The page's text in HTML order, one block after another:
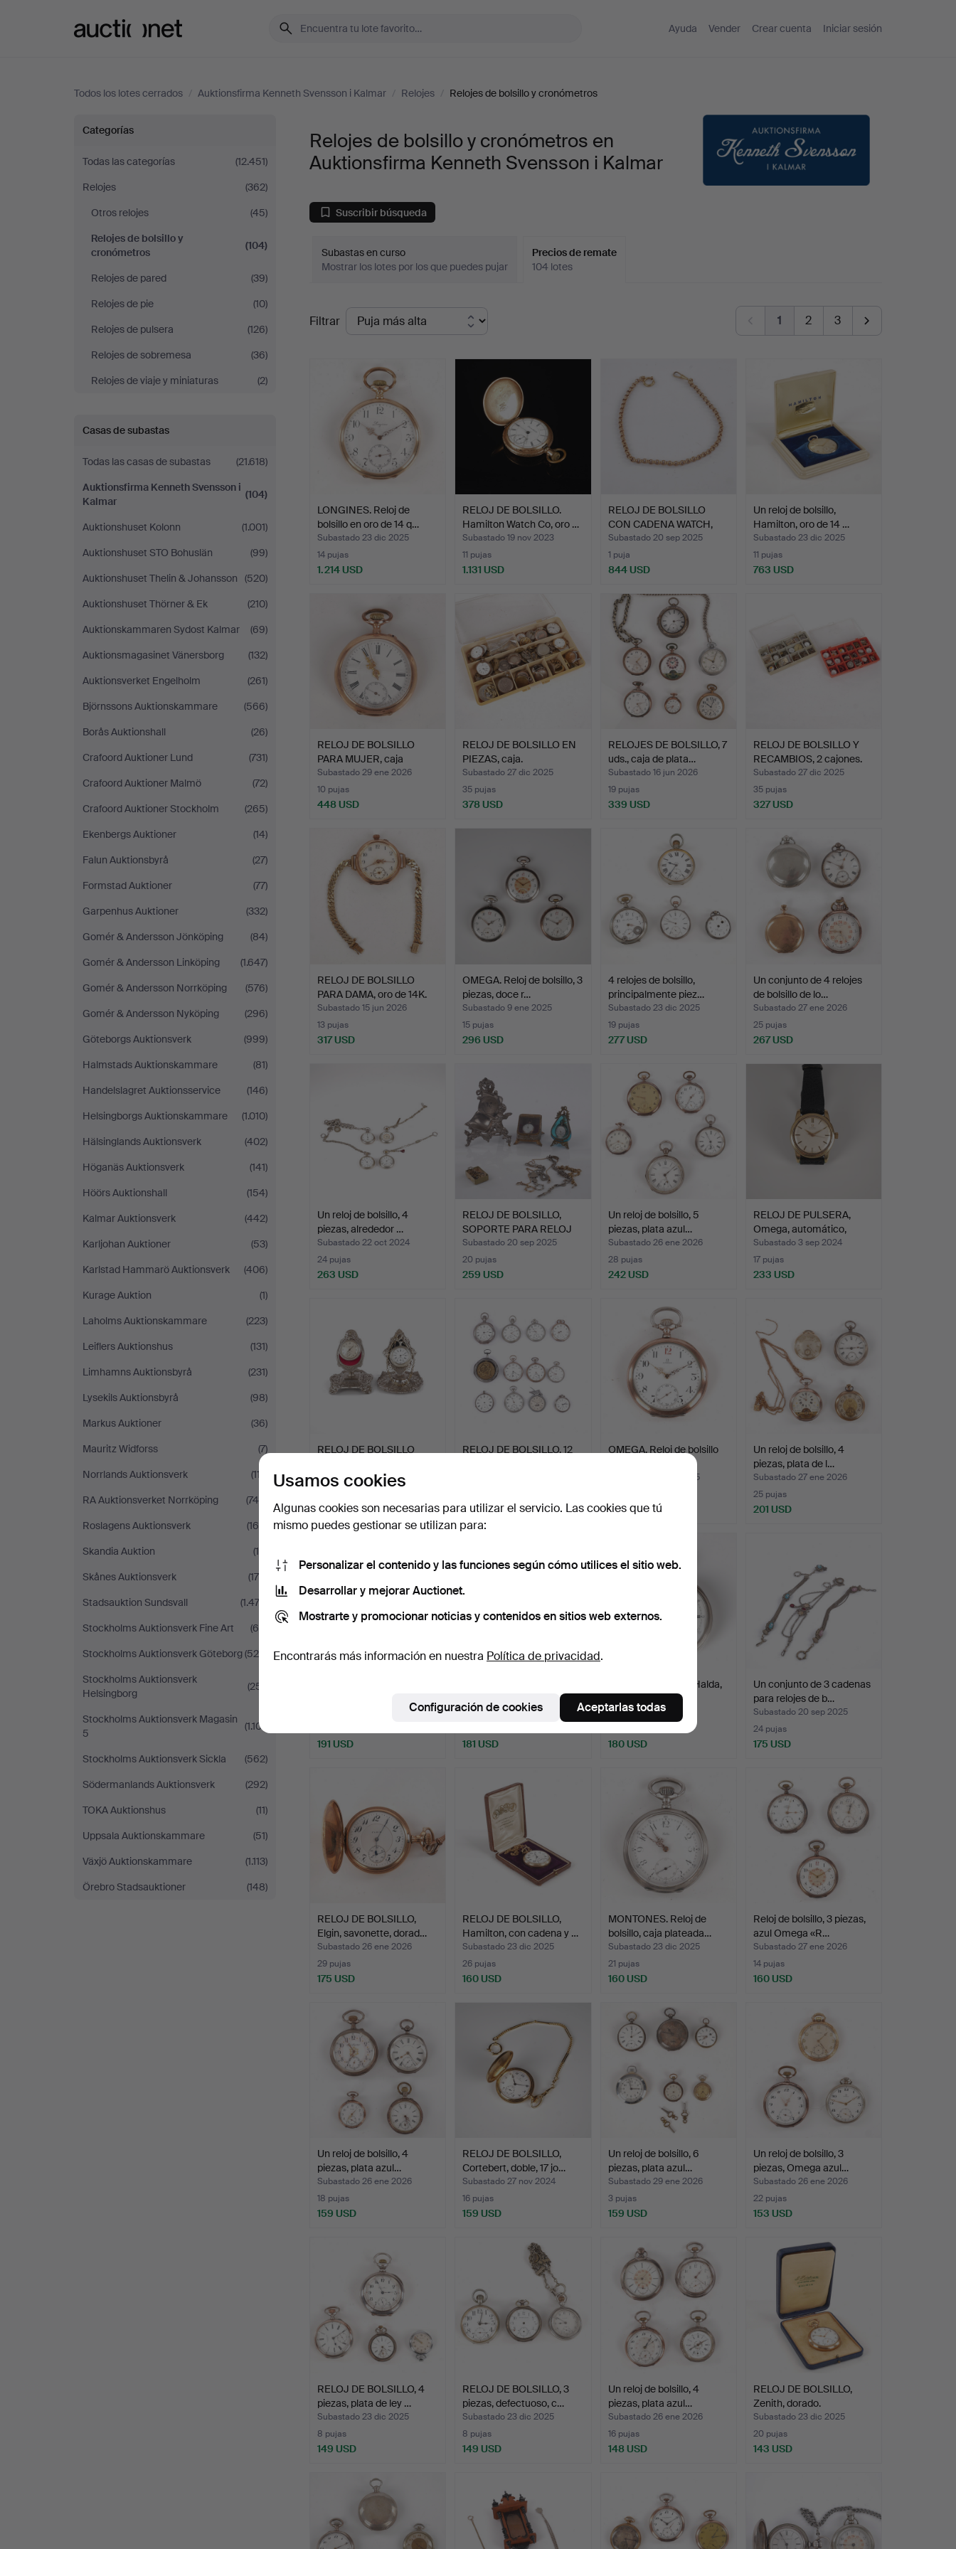
Ayuda Vender Crear cuenta Iniciar sesión
Todos los lotes cerrados / Auktionsfirma Kenneth Svensson i Kalmar / Relojes / Relojes de bolsillo y cronómetros
Relojes
de
bolsillo
cronómetros
en
Auktionsfirma
Kenneth
Kalmar
Categorías
Todas las categorías
(12.451)
Relojes
(362)
Otros relojes
(45)
Relojes de bolsillo y
cronómetros
(104)
Relojes de pared
(39)
Relojes de pie
(10)
Relojes de pulsera
(126)
Relojes de sobremesa
(36)
Relojes de viaje y miniaturas
(2)
Casas de subastas
Todas las casas de subastas
(21.618)
Auktionsfirma Kenneth Svensson i
Kalmar
(104)
Auktionshuset Kolonn
(1.001)
Auktionshuset STO Bohuslän
(99)
Auktionshuset Thelin & Johansson
(520)
Auktionshuset Thörner & Ek
(210)
Auktionskammaren Sydost Kalmar
(69)
Auktionsmagasinet Vänersborg
(132)
Auktionsverket Engelholm
(261)
Björnssons Auktionskammare
(566)
Borås Auktionshall
(26)
Crafoord Auktioner Lund
(731)
Crafoord Auktioner Malmö
(72)
Crafoord Auktioner Stockholm
(265)
Ekenbergs Auktioner
(14)
Falun Auktionsbyrå
(27)
Formstad Auktioner
(77)
Garpenhus Auktioner
(332)
Gomér & Andersson Jönköping
(84)
Gomér & Andersson Linköping
(1.647)
Gomér & Andersson Norrköping
(576)
Gomér & Andersson Nyköping
(296)
Göteborgs Auktionsverk
(999)
Halmstads Auktionskammare
(81)
Handelslagret Auktionsservice
(146)
Helsingborgs Auktionskammare
(1.010)
Hälsinglands Auktionsverk
(402)
Höganäs Auktionsverk
(141)
Höörs Auktionshall
(154)
Kalmar Auktionsverk
(442)
Karljohan Auktioner
(53)
Karlstad Hammarö Auktionsverk
(406)
Kurage Auktion
(1)
Laholms Auktionskammare
(223)
Leiflers Auktionshus
(131)
Limhamns Auktionsbyrå
(231)
Lysekils Auktionsbyrå
(98)
Markus Auktioner
(36)
Mauritz Widforss
(7)
Norrlands Auktionsverk
(117)
RA Auktionsverket Norrköping
(744)
Roslagens Auktionsverk
(166)
Skandia Auktion
(19)
Skånes Auktionsverk
(170)
Stadsauktion Sundsvall
(1.472)
Stockholms Auktionsverk Fine Art
(64)
Stockholms Auktionsverk Göteborg(524)
Stockholms Auktionsverk
Helsingborg
(251)
Stockholms Auktionsverk Magasin
5
(1.101)
Stockholms Auktionsverk Sickla
(562)
Södermanlands Auktionsverk
(292)
TOKA Auktionshus
(11)
Uppsala Auktionskammare
(51)
Växjö Auktionskammare
(1.113)
Örebro Stadsauktioner
(148)
Relojes de bolsillo y cronómetros en
Auktionsfirma Kenneth Svensson i Kalmar
Suscribir búsqueda
Subastas en curso
Mostrar los lotes por los que puedes pujar
Precios de remate
104 lotes
Precios
de
Filtrar 1 2 3
LONGINES. Reloj de
bolsillo en oro de 14 q…
Subastado 23 dic 2025
14 pujas
1.214 USD
RELOJ DE BOLSILLO.
Hamilton Watch Co, oro …
Subastado 19 nov 2023
11 pujas
1.131 USD
RELOJ DE BOLSILLO
CON CADENA WATCH,
oro de…
Subastado 20 sep 2025
1 puja
844 USD
Un reloj de bolsillo,
Hamilton, oro de 14 …
Subastado 23 dic 2025
11 pujas
763 USD
RELOJ DE BOLSILLO
PARA MUJER, caja
exterio…
Subastado 29 ene 2026
10 pujas
448 USD
RELOJ DE BOLSILLO EN
PIEZAS, caja.
Subastado 27 dic 2025
35 pujas
378 USD
RELOJES DE BOLSILLO, 7
uds., caja de plata…
Subastado 16 jun 2026
19 pujas
339 USD
RELOJ DE BOLSILLO Y
RECAMBIOS, 2 cajones.
Subastado 27 dic 2025
35 pujas
327 USD
RELOJ DE BOLSILLO
PARA DAMA, oro de 14K.
Subastado 15 jun 2026
13 pujas
317 USD
OMEGA. Reloj de bolsillo, 3
piezas, doce r…
Subastado 9 ene 2025
15 pujas
296 USD
4 relojes de bolsillo,
principalmente piez…
Subastado 23 dic 2025
19 pujas
277 USD
Un conjunto de 4 relojes
de bolsillo de lo…
Subastado 27 ene 2026
25 pujas
267 USD
Un reloj de bolsillo, 4
piezas, alrededor …
Subastado 22 oct 2024
24 pujas
263 USD
RELOJ DE BOLSILLO,
SOPORTE PARA RELOJ
DE B…
Subastado 20 sep 2025
20 pujas
259 USD
Un reloj de bolsillo, 5
piezas, plata azul…
Subastado 26 ene 2026
28 pujas
242 USD
RELOJ DE PULSERA,
Omega, automático,
dorad…
Subastado 3 sep 2024
17 pujas
233 USD
RELOJ DE BOLSILLO
Subastado 5 abr 2024
211 USD
RELOJ DE BOLSILLO, 12
205 USD
OMEGA. Reloj de bolsillo
Subastado 23 dic 2025
202 USD
Un reloj de bolsillo, 4
piezas, plata de l…
Subastado 27 ene 2026
25 pujas
201 USD
Subastado 27 ene 2026
191 USD
Subastado 21 sep 2025
181 USD
Un reloj de bolsillo, Halda,
Subastado 11 dic 2024
180 USD
Un conjunto de 3 cadenas
para relojes de b…
Subastado 20 sep 2025
24 pujas
175 USD
RELOJ DE BOLSILLO,
Elgin, savonette, dorad…
Subastado 26 ene 2026
29 pujas
175 USD
RELOJ DE BOLSILLO,
Hamilton, con cadena y …
Subastado 23 dic 2025
26 pujas
160 USD
MONTONES. Reloj de
bolsillo, caja plateada…
Subastado 23 dic 2025
21 pujas
160 USD
Reloj de bolsillo, 3 piezas,
azul Omega «R…
Subastado 27 ene 2026
14 pujas
160 USD
Un reloj de bolsillo, 4
piezas, plata azul…
Subastado 26 ene 2026
18 pujas
159 USD
RELOJ DE BOLSILLO,
Cortebert, doble, 17 jo…
Subastado 27 nov 2024
16 pujas
159 USD
Un reloj de bolsillo, 6
piezas, plata azul…
Subastado 29 ene 2026
3 pujas
159 USD
Un reloj de bolsillo, 3
piezas, Omega azul…
Subastado 26 ene 2026
22 pujas
153 USD
RELOJ DE BOLSILLO, 4
piezas, plata de ley …
Subastado 23 dic 2025
8 pujas
149 USD
RELOJ DE BOLSILLO, 3
piezas, defectuoso, c…
Subastado 23 dic 2025
8 pujas
149 USD
Un reloj de bolsillo, 4
piezas, plata azul…
Subastado 26 ene 2026
16 pujas
148 USD
RELOJ DE BOLSILLO,
Zenith, dorado.
Subastado 23 dic 2025
20 pujas
143 USD
Usamos cookies
Algunas cookies son necesarias para utilizar el servicio. Las cookies que tú
mismo puedes gestionar se utilizan para:
Personalizar el contenido y las funciones según cómo utilices el sitio web.
Desarrollar y mejorar Auctionet.
Mostrarte y promocionar noticias y contenidos en sitios web externos.
Encontrarás más información en nuestra Política de privacidad.
Configuración de cookies Aceptarlas todas